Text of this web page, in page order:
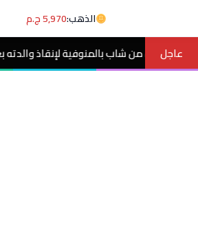
الذهب:5,970 ج.م
عاجل
من المعاناة مع ورم غامض.. فيديو